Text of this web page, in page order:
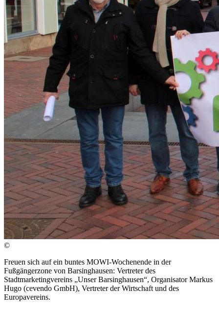
©
Freuen sich auf ein buntes MOWI-Wochenende in der
Fußgängerzone von Barsinghausen: Vertreter des
Stadtmarketingvereins „Unser Barsinghausen“, Organisator Markus
Hugo (cevendo GmbH), Vertreter der Wirtschaft und des
Europavereins.